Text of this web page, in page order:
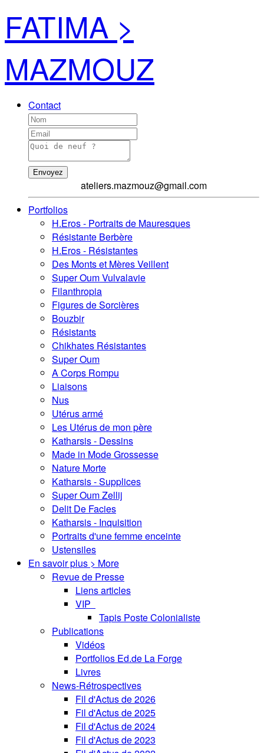
FATIMA >
MAZMOUZ
Contact
Envoyez
ateliers.mazmouz@gmail.com
Portfolios
H.Eros - Portraits de Mauresques
Résistante Berbère
H.Eros - Résistantes
Des Monts et Mères Veillent
Super Oum Vulvalavie
Filanthropia
Figures de Sorcières
Bouzbir
Résistants
Chikhates Résistantes
Super Oum
A Corps Rompu
Liaisons
Nus
Utérus armé
Les Utérus de mon père
Katharsis - Dessins
Made in Mode Grossesse
Nature Morte
Katharsis - Supplices
Super Oum Zellij
Delit De Facies
Katharsis - Inquisition
Portraits d'une femme enceinte
Ustensiles
En savoir plus > More
Revue de Presse
Liens articles
VIP
Tapis Poste Colonialiste
Publications
Vidéos
Portfolios Ed.de La Forge
Livres
News-Rétrospectives
Fil d'Actus de 2026
Fil d'Actus de 2025
Fil d'Actus de 2024
Fil d'Actus de 2023